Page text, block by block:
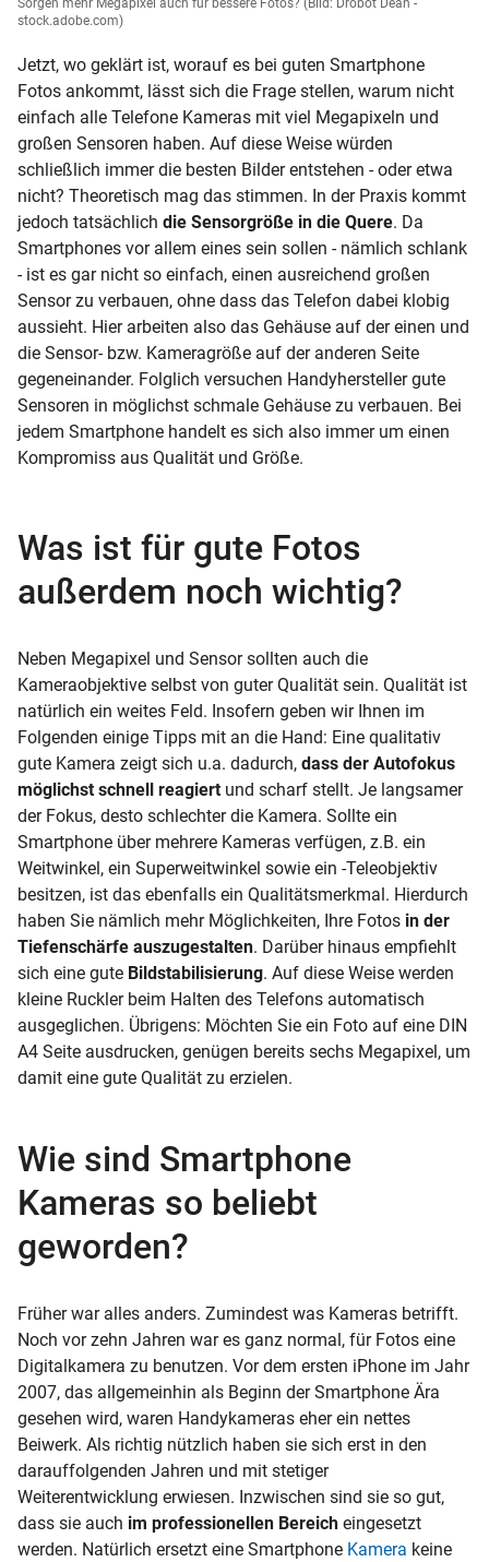
stock.adobe.com)
Jetzt, wo geklärt ist, worauf es bei guten Smartphone
Fotos ankommt, lässt sich die Frage stellen, warum nicht
einfach alle Telefone Kameras mit viel Megapixeln und
großen Sensoren haben. Auf diese Weise würden
schließlich immer die besten Bilder entstehen - oder etwa
nicht? Theoretisch mag das stimmen. In der Praxis kommt
jedoch tatsächlich die Sensorgröße in die Quere. Da
Smartphones vor allem eines sein sollen - nämlich schlank
- ist es gar nicht so einfach, einen ausreichend großen
Sensor zu verbauen, ohne dass das Telefon dabei klobig
aussieht. Hier arbeiten also das Gehäuse auf der einen und
die Sensor- bzw. Kameragröße auf der anderen Seite
gegeneinander. Folglich versuchen Handyhersteller gute
Sensoren in möglichst schmale Gehäuse zu verbauen. Bei
jedem Smartphone handelt es sich also immer um einen
Kompromiss aus Qualität und Größe.
Was ist für gute Fotos
außerdem noch wichtig?
Neben Megapixel und Sensor sollten auch die
Kameraobjektive selbst von guter Qualität sein. Qualität ist
natürlich ein weites Feld. Insofern geben wir Ihnen im
Folgenden einige Tipps mit an die Hand: Eine qualitativ
gute Kamera zeigt sich u.a. dadurch, dass der Autofokus
möglichst schnell reagiert und scharf stellt. Je langsamer
der Fokus, desto schlechter die Kamera. Sollte ein
Smartphone über mehrere Kameras verfügen, z.B. ein
Weitwinkel, ein Superweitwinkel sowie ein -Teleobjektiv
besitzen, ist das ebenfalls ein Qualitätsmerkmal. Hierdurch
haben Sie nämlich mehr Möglichkeiten, Ihre Fotos in der
Tiefenschärfe auszugestalten. Darüber hinaus empfiehlt
sich eine gute Bildstabilisierung. Auf diese Weise werden
kleine Ruckler beim Halten des Telefons automatisch
ausgeglichen. Übrigens: Möchten Sie ein Foto auf eine DIN
A4 Seite ausdrucken, genügen bereits sechs Megapixel, um
damit eine gute Qualität zu erzielen.
Wie sind Smartphone
Kameras so beliebt
geworden?
Früher war alles anders. Zumindest was Kameras betrifft.
Noch vor zehn Jahren war es ganz normal, für Fotos eine
Digitalkamera zu benutzen. Vor dem ersten iPhone im Jahr
2007, das allgemeinhin als Beginn der Smartphone Ära
gesehen wird, waren Handykameras eher ein nettes
Beiwerk. Als richtig nützlich haben sie sich erst in den
darauffolgenden Jahren und mit stetiger
Weiterentwicklung erwiesen. Inzwischen sind sie so gut,
dass sie auch im professionellen Bereich eingesetzt
werden. Natürlich ersetzt eine Smartphone Kamera keine